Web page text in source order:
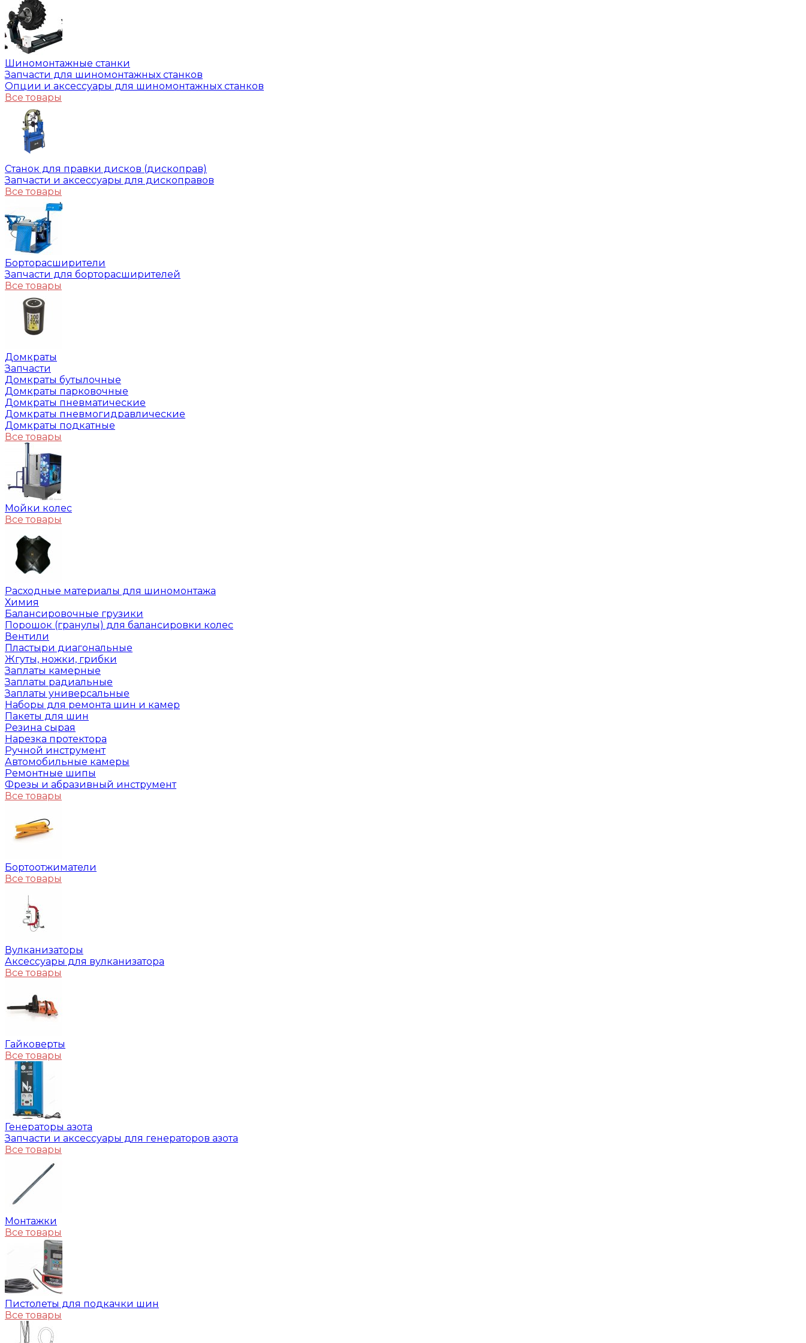
Шиномонтажные станки
Запчасти для шиномонтажных станков
Опции и аксессуары для шиномонтажных станков
Все товары
Станок для правки дисков (дископрав)
Запчасти и аксессуары для дископравов
Все товары
Борторасширители
Запчасти для борторасширителей
Все товары
Домкраты
Запчасти
Домкраты бутылочные
Домкраты парковочные
Домкраты пневматические
Домкраты пневмогидравлические
Домкраты подкатные
Все товары
Мойки колес
Все товары
Расходные материалы для шиномонтажа
Химия
Балансировочные грузики
Порошок (гранулы) для балансировки колес
Вентили
Пластыри диагональные
Жгуты, ножки, грибки
Заплаты камерные
Заплаты радиальные
Заплаты универсальные
Наборы для ремонта шин и камер
Пакеты для шин
Резина сырая
Нарезка протектора
Ручной инструмент
Автомобильные камеры
Ремонтные шипы
Фрезы и абразивный инструмент
Все товары
Бортоотжиматели
Все товары
Вулканизаторы
Аксессуары для вулканизатора
Все товары
Гайковерты
Все товары
Генераторы азота
Запчасти и аксессуары для генераторов азота
Все товары
Монтажки
Все товары
Пистолеты для подкачки шин
Все товары